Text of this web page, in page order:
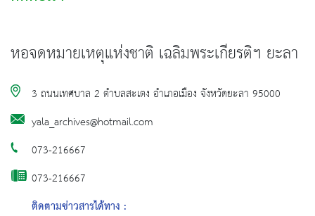
หอจดหมายเหตุแห่งชาติ เฉลิมพระเกียรติฯ ยะลา
3 ถนนเทศบาล 2 ตำบลสะเตง อำเภอเมือง จังหวัดยะลา 95000
yala_archives@hotmail.com
073-216667
073-216667
ติดตามข่าวสารได้ทาง :